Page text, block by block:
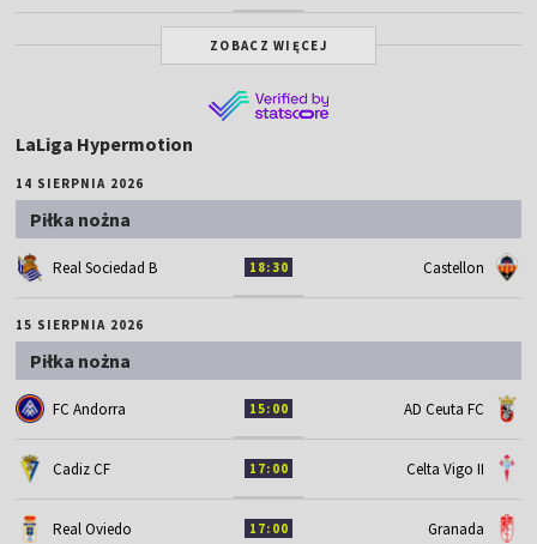
ZOBACZ WIĘCEJ
LaLiga Hypermotion
14 SIERPNIA 2026
Piłka nożna
Real Sociedad B 18:30 Castellon
15 SIERPNIA 2026
Piłka nożna
FC Andorra 15:00 AD Ceuta FC
Cadiz CF 17:00 Celta Vigo II
Real Oviedo 17:00 Granada